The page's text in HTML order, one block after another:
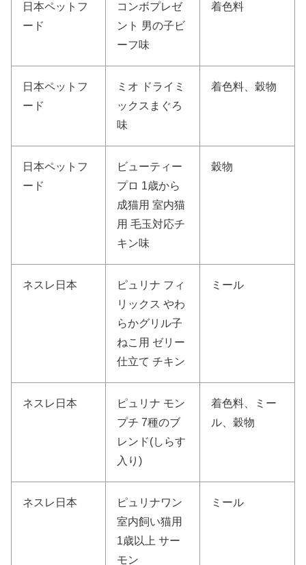
日本ペットフ
ード
コンボプレゼ
ント 男の子ビ
ーフ味
着色料
日本ペットフ
ード
ミオ ドライミ
ックスまぐろ
味
着色料、穀物
日本ペットフ
ード
ビューティー
プロ 1歳から
成猫用 室内猫
用 毛玉対応チ
キン味
穀物
ネスレ日本
ピュリナ フィ
リックス やわ
らかグリル子
ねこ用 ゼリー
仕立て チキン
ミール
ネスレ日本
ピュリナ モン
プチ 7種のブ
レンド(しらす
入り)
着色料、ミー
ル、穀物
ネスレ日本
ピュリナワン
室内飼い猫用
1歳以上 サー
モン
ミール